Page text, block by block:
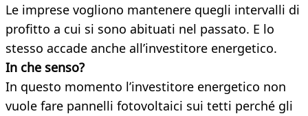
Le imprese vogliono mantenere quegli intervalli di
profitto a cui si sono abituati nel passato. E lo
stesso accade anche all’investitore energetico.
In che senso?
In questo momento l’investitore energetico non
vuole fare pannelli fotovoltaici sui tetti perché gli